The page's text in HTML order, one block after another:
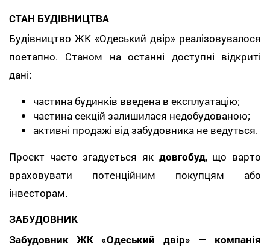
СТАН БУДІВНИЦТВА
Будівництво ЖК «Одеський двір» реалізовувалося
поетапно. Станом на останні доступні відкриті
дані:
частина будинків введена в експлуатацію;
частина секцій залишилася недобудованою;
активні продажі від забудовника не ведуться.
Проєкт часто згадується як довгобуд, що варто
враховувати потенційним покупцям або
інвесторам.
ЗАБУДОВНИК
Забудовник ЖК «Одеський двір» — компанія